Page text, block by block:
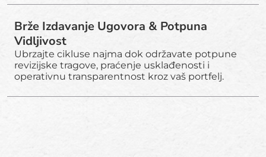
Brže Izdavanje Ugovora & Potpuna
Vidljivost
Ubrzajte cikluse najma dok održavate potpune
revizijske tragove, praćenje usklađenosti i
operativnu transparentnost kroz vaš portfelj.